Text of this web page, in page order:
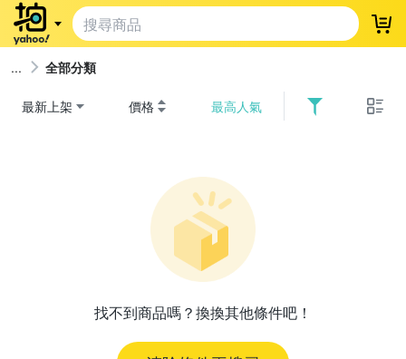
登
全部分類
最新上架 價格 最高人氣
找不到商品嗎？換換其他條件吧！